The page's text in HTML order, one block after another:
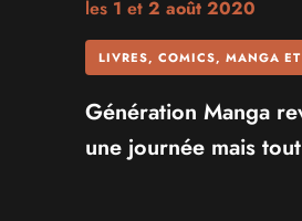
les 1 et 2 août 2020
LIVRES, COMICS, MANGA ET
Génération Manga
une journée mais